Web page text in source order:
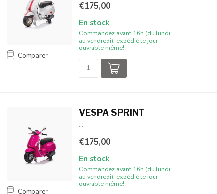
Comparer
€175,00
En stock
Commandez avant 16h (du lundi
au vendredi), expédié le jour
ouvrable même!
Comparer
VESPA SPRINT
...
€175,00
En stock
Commandez avant 16h (du lundi
au vendredi), expédié le jour
ouvrable même!